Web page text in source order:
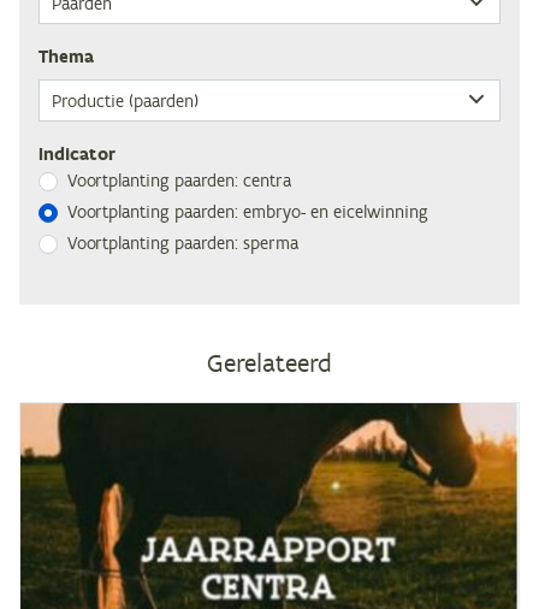
The­ma
Indicator
Voort­plan­ting paar­den: centra
Voort­plan­ting paar­den: em­bryo- en eicelwinning
Voort­plan­ting paar­den: sperma
Gerelateerd